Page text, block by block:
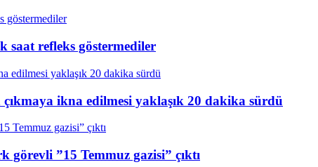
saat refleks göstermediler
ikna edilmesi yaklaşık 20 dakika sürdü
görevli ”15 Temmuz gazisi” çıktı